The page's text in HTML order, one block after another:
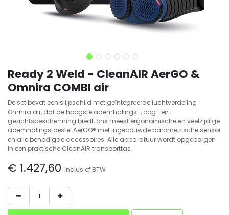
Ready 2 Weld - CleanAIR AerGO &
Omnira COMBI air
De set bevat een slijpschild met geïntegreerde luchtverdeling
Omnira air, dat de hoogste ademhalings-, oog- en
gezichtsbescherming biedt, ons meest ergonomische en veelzijdige
ademhalingstoestel AerGO® met ingebouwde barometrische sensor
en alle benodigde accessoires. Alle apparatuur wordt opgeborgen
in een praktische CleanAIR transporttas.
€ 1.427,60 Inclusief BTW